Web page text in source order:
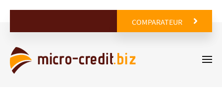
COMPARATEUR